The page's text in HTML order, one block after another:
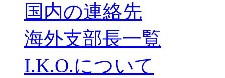
国内の連絡先
海外支部長一覧
I.K.O.について